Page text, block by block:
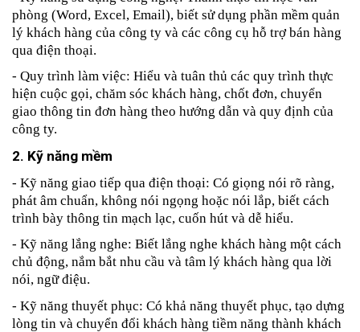
phòng (Word, Excel, Email), biết sử dụng phần mềm quản
lý khách hàng của công ty và các công cụ hỗ trợ bán hàng
qua điện thoại.
- Quy trình làm việc: Hiểu và tuân thủ các quy trình thực
hiện cuộc gọi, chăm sóc khách hàng, chốt đơn, chuyển
giao thông tin đơn hàng theo hướng dẫn và quy định của
công ty.
2. Kỹ năng mềm
- Kỹ năng giao tiếp qua điện thoại: Có giọng nói rõ ràng,
phát âm chuẩn, không nói ngọng hoặc nói lắp, biết cách
trình bày thông tin mạch lạc, cuốn hút và dễ hiểu.
- Kỹ năng lắng nghe: Biết lắng nghe khách hàng một cách
chủ động, nắm bắt nhu cầu và tâm lý khách hàng qua lời
nói, ngữ điệu.
- Kỹ năng thuyết phục: Có khả năng thuyết phục, tạo dựng
lòng tin và chuyển đổi khách hàng tiềm năng thành khách